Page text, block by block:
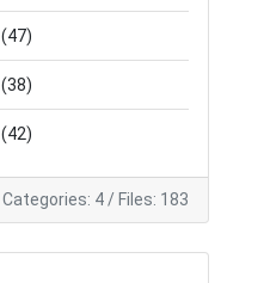
(47)
(38)
(42)
Categories: 4 / Files: 183